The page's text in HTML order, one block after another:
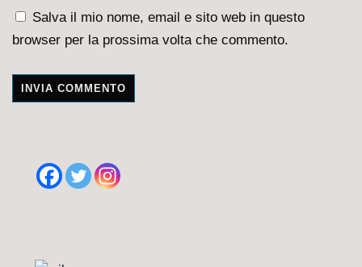
Salva il mio nome, email e sito web in questo
browser per la prossima volta che commento.